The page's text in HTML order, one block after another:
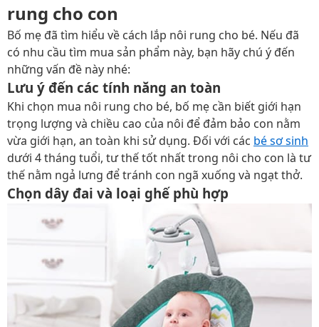
rung cho con
Bố mẹ đã tìm hiểu về cách lắp nôi rung cho bé. Nếu đã
có nhu cầu tìm mua sản phẩm này, bạn hãy chú ý đến
những vấn đề này nhé:
Lưu ý đến các tính năng an toàn
Khi chọn mua nôi rung cho bé, bố mẹ cần biết giới hạn
trọng lượng và chiều cao của nôi để đảm bảo con nằm
vừa giới hạn, an toàn khi sử dụng. Đối với các bé sơ sinh
dưới 4 tháng tuổi, tư thế tốt nhất trong nôi cho con là tư
thế nằm ngả lưng để tránh con ngã xuống và ngạt thở.
Chọn dây đai và loại ghế phù hợp